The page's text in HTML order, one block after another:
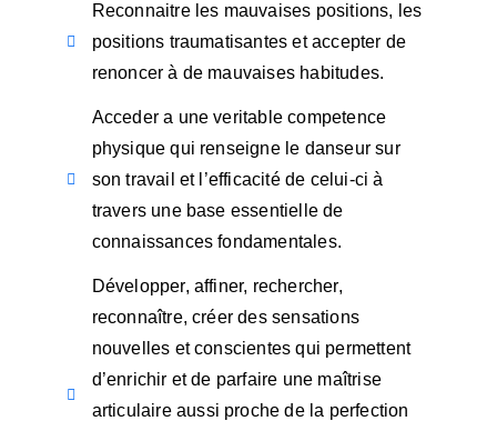
Reconnaitre les mauvaises positions, les
positions traumatisantes et accepter de
renoncer à de mauvaises habitudes.
Acceder a une veritable competence
physique qui renseigne le danseur sur
son travail et l’efficacité de celui-ci à
travers une base essentielle de
connaissances fondamentales.
Développer, affiner, rechercher,
reconnaître, créer des sensations
nouvelles et conscientes qui permettent
d’enrichir et de parfaire une maîtrise
articulaire aussi proche de la perfection